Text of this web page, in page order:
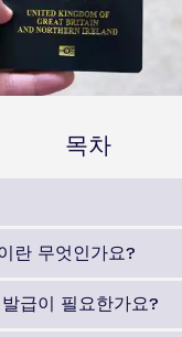
목차
란 무엇인가요?
급이 필요한가요?